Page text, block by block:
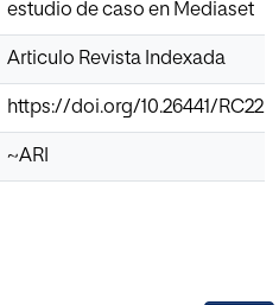
estudio de caso en Mediaset
Articulo Revista Indexada
https://doi.org/10.26441/
~ARI